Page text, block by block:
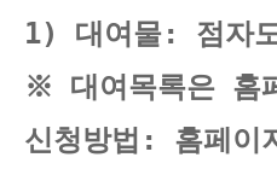
1) 대여물: 점자
※ 대여목록은 홈
신청방법: 홈페이